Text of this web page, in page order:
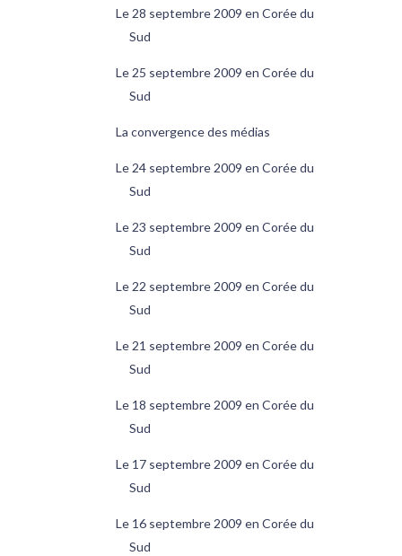
Le 28 septembre 2009 en Corée du
Sud
Le 25 septembre 2009 en Corée du
Sud
La convergence des médias
Le 24 septembre 2009 en Corée du
Sud
Le 23 septembre 2009 en Corée du
Sud
Le 22 septembre 2009 en Corée du
Sud
Le 21 septembre 2009 en Corée du
Sud
Le 18 septembre 2009 en Corée du
Sud
Le 17 septembre 2009 en Corée du
Sud
Le 16 septembre 2009 en Corée du
Sud